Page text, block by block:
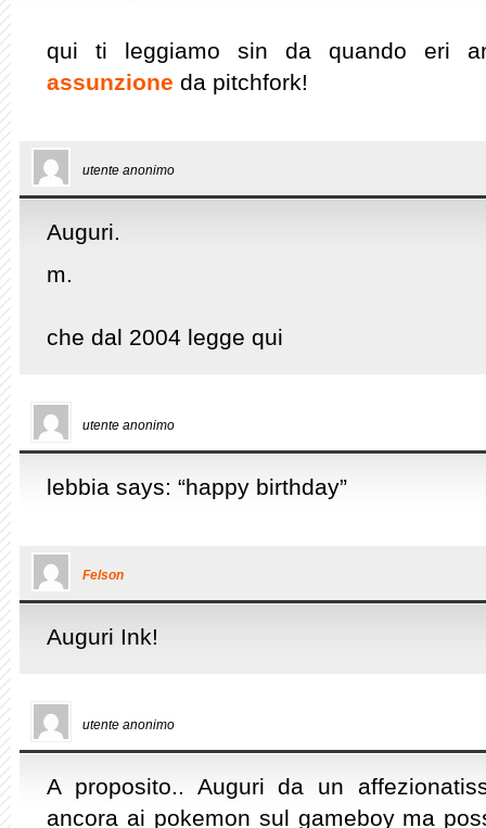
qui ti leggiamo sin da quando eri
assunzione da pitchfork!
utente anonimo
Auguri.
m.
che dal 2004 legge qui
utente anonimo
lebbia says: “happy birthday”
Felson
Auguri Ink!
utente anonimo
A proposito.. Auguri da un
ancora ai pokemon sul gameboy ma